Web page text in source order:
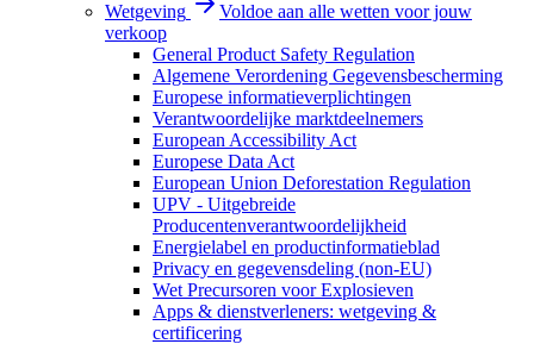
Wetgeving
Voldoe aan alle wetten voor jouw
verkoop
General Product Safety Regulation
Algemene Verordening Gegevensbescherming
Europese informatieverplichtingen
Verantwoordelijke marktdeelnemers
European Accessibility Act
Europese Data Act
European Union Deforestation Regulation
UPV - Uitgebreide
Producentenverantwoordelijkheid
Energielabel en productinformatieblad
Privacy en gegevensdeling (non-EU)
Wet Precursoren voor Explosieven
Apps & dienstverleners: wetgeving &
certificering